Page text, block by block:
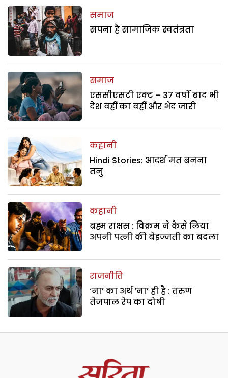
समाज
सपना है सामाजिक स्वतंत्रता
समाज
एससीएसटी एक्ट – 37 वर्षों बाद भी
देश वहीं का वहीं और भेद जारी
कहानी
Hindi Stories: आदर्श मत बनना
तनु
कहानी
ब्रह्म राक्षस : विक्रम ने कैसे लिया
अपनी पत्नी की बेइज्जती का बदला
राजनीति
‘ना’ का अर्थ ‘ना’ ही है : तरुण
तेजपाल रेप का दोषी